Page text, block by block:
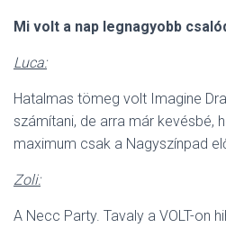
Mi volt a nap legnagyobb
Luca:
Hatalmas tömeg volt Imagine
számítani, de arra már kevésbé,
maximum csak a Nagyszínpad
Zoli:
A Necc Party. Tavaly a VOLT-on